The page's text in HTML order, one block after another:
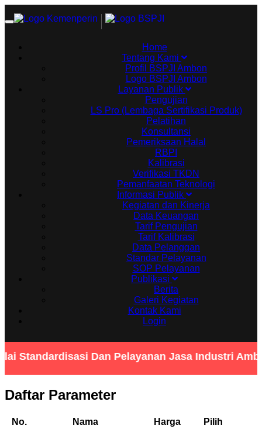
Toggle
Home
Tentang Kami
Profil BSPJI Ambon
Logo BSPJI Ambon
Layanan Publik
Pengujian
LS Pro (Lembaga Sertifikasi Produk)
Pelatihan
Konsultansi
Pemeriksaan Halal
RBPI
Kalibrasi
Verifikasi TKDN
Pemanfaatan Teknologi
Informasi Publik
Kegiatan dan Kinerja
Data Keuangan
Tarif Pengujian
Tarif Kalibrasi
Data Pelanggan
Standar Pelayanan
SOP Pelayanan
Publikasi
Berita
Galeri Kegiatan
Kontak Kami
Login
Standardisasi Dan Pelayanan Jasa Industri
Daftar Parameter
No. Nama Harga
Pilih